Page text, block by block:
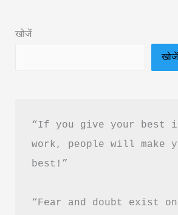
होने
खोजें
खोजें
“If you give your best
work, people will make
best!”
“Fear and doubt exist